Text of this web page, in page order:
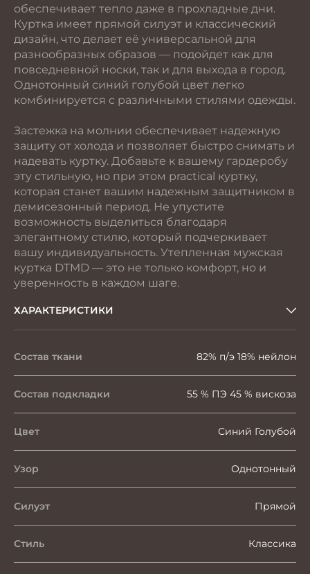
обеспечивает тепло даже в прохладные дни.
Куртка имеет прямой силуэт и классический
дизайн, что делает её универсальной для
разнообразных образов — подойдет как для
повседневной носки, так и для выхода в город.
Однотонный синий голубой цвет легко
комбинируется с различными стилями одежды.
Застежка на молнии обеспечивает надежную
защиту от холода и позволяет быстро снимать и
надевать куртку. Добавьте к вашему гардеробу
эту стильную, но при этом practical куртку,
которая станет вашим надежным защитником в
демисезонный период. Не упустите
возможность выделиться благодаря
элегантному стилю, который подчеркивает
вашу индивидуальность. Утепленная мужская
куртка DTMD — это не только комфорт, но и
уверенность в каждом шаге.
ХАРАКТЕРИСТИКИ
Состав ткани 82% п/э 18% нейлон
Состав подкладки 55 % ПЭ 45 % вискоза
Цвет Синий Голубой
Узор Однотонный
Силуэт Прямой
Стиль Классика